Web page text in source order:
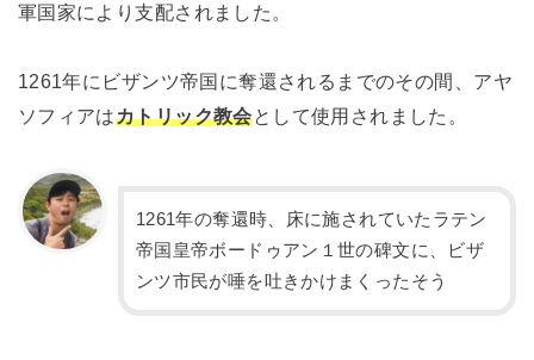
軍国家により支配されました。
1261年にビザンツ帝国に奪還されるまでのその間、アヤ
ソフィアはカトリック教会として使用されました。
1261年の奪還時、床に施されていたラテン
帝国皇帝ボードゥアン１世の碑文に、ビザ
ンツ市民が唾を吐きかけまくったそう